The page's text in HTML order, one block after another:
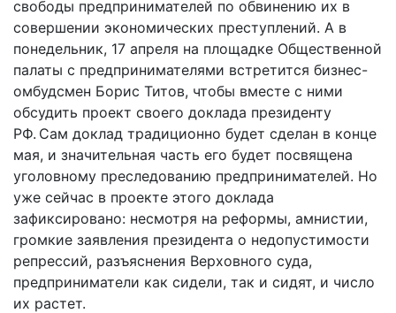
свободы предпринимателей по обвинению их в
совершении экономических преступлений. А в
понедельник, 17 апреля на площадке Общественной
палаты с предпринимателями встретится бизнес-
омбудсмен Борис Титов, чтобы вместе с ними
обсудить проект своего доклада президенту
РФ. Сам доклад традиционно будет сделан в конце
мая, и значительная часть его будет посвящена
уголовному преследованию предпринимателей. Но
уже сейчас в проекте этого доклада
зафиксировано: несмотря на реформы, амнистии,
громкие заявления президента о недопустимости
репрессий, разъяснения Верховного суда,
предприниматели как сидели, так и сидят, и число
их растет.